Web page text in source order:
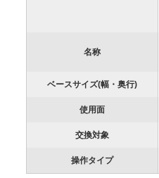
名称
ベースサイズ(幅・奥行)
使用面
交換対象
操作タイプ